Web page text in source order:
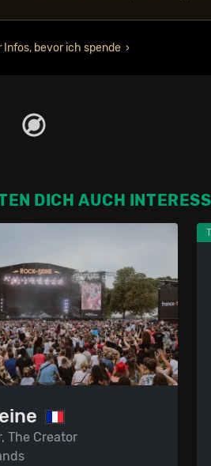
Infos, bevor ich spende
DICH AUCH
The Creator